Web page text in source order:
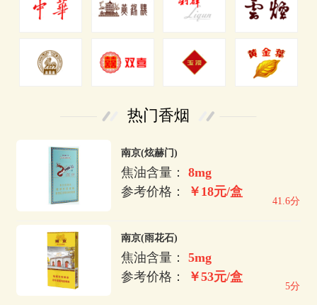
热门香烟
南京(炫赫门)
焦油含量：8mg
参考价格：
￥18元/盒
41.6分
南京(雨花石)
焦油含量：5mg
参考价格：
￥53元/盒
5分